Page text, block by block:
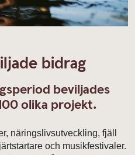
bidrag
beviljades
olika projekt.
näringslivsutveckling, fjäll
och musikfestivaler.